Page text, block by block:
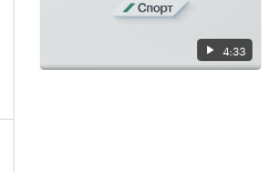
4:33